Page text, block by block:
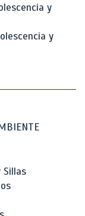
y
y
Sillas